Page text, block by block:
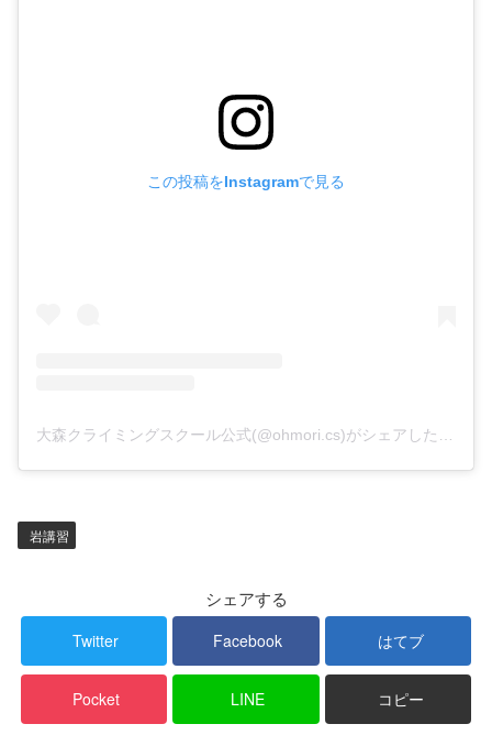
この投稿をInstagramで見る
岩講習
シェアする
Twitter Facebook はてブ
Pocket LINE コピー